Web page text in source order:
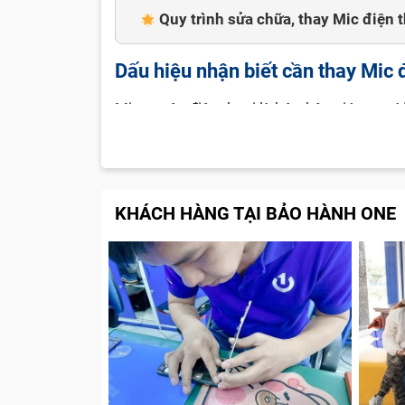
Quy trình sửa chữa, thay Mic điện
Dấu hiệu nhận biết cần thay
Micro trên điện thoại là bộ phận giúp
âm hoặc gửi tin nhắn thoại. Nếu thấy
Mic điện thoại bị hỏng và bạn phải cần
KHÁCH HÀNG TẠI BẢO HÀNH ONE